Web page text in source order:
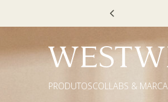
PRODUTOSCOLLABS &